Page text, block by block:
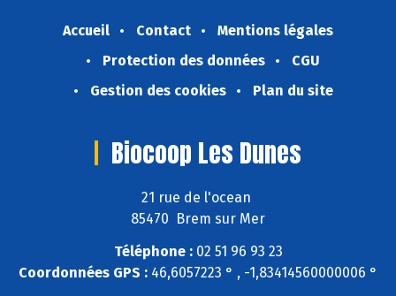
Accueil Contact
Mentions légales
Protection des données
CGU
Gestion des cookies
Plan du site
Biocoop Les Dunes
21 rue de l'ocean
85470 Brem sur Mer
Téléphone :02 51 96 93 23
Coordonnées GPS : 46,6057223 ° , -1,83414560000006 °